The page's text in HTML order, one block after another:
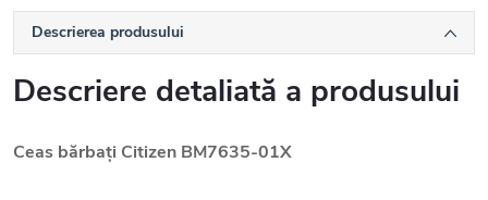
Descrierea produsului
Descriere detaliată a produsului
Ceas bărbați Citizen BM7635-01X